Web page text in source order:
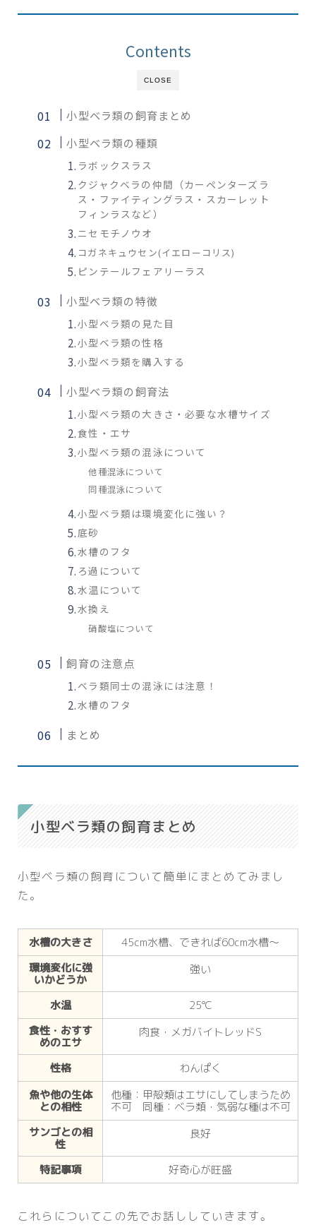
CLOSE
Contents
小型ベラ類の飼育まとめ
小型ベラ類の種類
ラボックスラス
クジャクベラの仲間（カーペンターズラ
ス・ファイティングラス・スカーレット
フィンラスなど）
ニセモチノウオ
コガネキュウセン(イエローコリス)
ピンテールフェアリーラス
小型ベラ類の特徴
小型ベラ類の見た目
小型ベラ類の性格
小型ベラ類を購入する
小型ベラ類の飼育法
小型ベラ類の大きさ・必要な水槽サイズ
食性・エサ
小型ベラ類の混泳について
他種混泳について
同種混泳について
小型ベラ類は環境変化に強い？
底砂
水槽のフタ
ろ過について
水温について
水換え
硝酸塩について
飼育の注意点
ベラ類同士の混泳には注意！
水槽のフタ
まとめ
小型ベラ類の飼育まとめ
小型ベラ類の飼育について簡単にまとめてみまし
た。
水槽の大きさ
45cm水槽、できれば60cm水槽～
環境変化に強
いかどうか
強い
水温
25℃
食性・おすす
めのエサ
肉食・メガバイトレッドS
性格
わんぱく
魚や他の生体
との相性
他種：甲殻類はエサにしてしまうため
不可 同種：ベラ類・気弱な種は不可
サンゴとの相
性
良好
特記事項 好奇心が旺盛
これらについてこの先でお話ししていきます。